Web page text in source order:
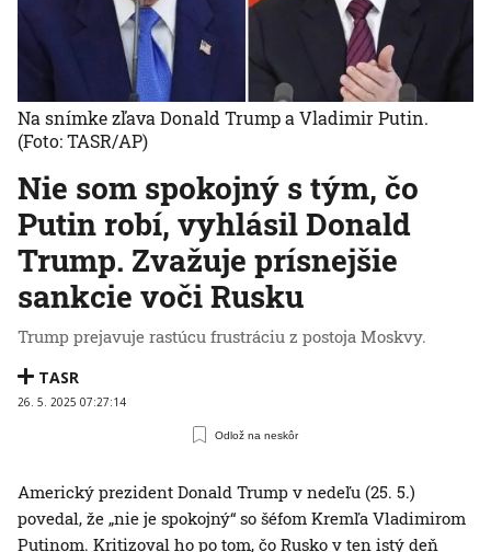
Nie som spokojný s tým, čo
Putin robí, vyhlásil Donald
Trump. Zvažuje prísnejšie
sankcie voči Rusku
Trump prejavuje rastúcu frustráciu z postoja Moskvy.
TASR
26. 5. 2025 07:27:14
Odlož na neskôr
Na snímke zľava Donald Trump a Vladimir Putin.
(Foto: TASR/AP)
Americký prezident Donald Trump v nedeľu (25. 5.)
povedal, že „nie je spokojný“ so šéfom Kremľa Vladimirom
Putinom. Kritizoval ho po tom, čo Rusko v ten istý deň